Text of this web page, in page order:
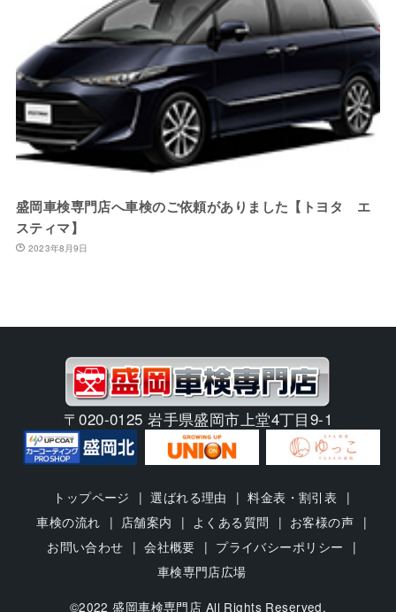
盛岡車検専門店へ車検のご依頼がありました【トヨタ エ
スティマ】
2023年8月9日
〒020-0125 岩手県盛岡市上堂4丁目9-1
トップページ 選ばれる理由
料金表・割引表
車検の流れ
店舗案内 よくある質問
お客様の声
お問い合わせ
会社概要
プライバシーポリシー
車検専門店広場
©2022 盛岡車検専門店 All Rights Reserved.